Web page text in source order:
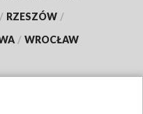
/ RZESZÓW /
/ WROCŁAW